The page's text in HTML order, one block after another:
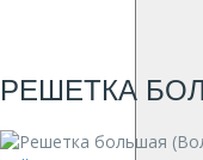
РЕШЕТКА